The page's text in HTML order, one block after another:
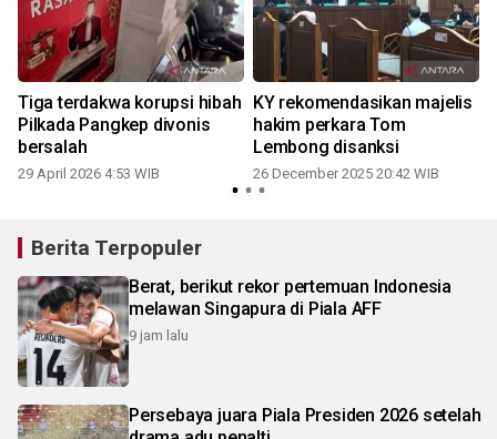
Tiga terdakwa korupsi hibah
Pilkada Pangkep divonis
bersalah
29 April 2026 4:53 WIB
KY rekomendasikan majelis
hakim perkara Tom
Lembong disanksi
26 December 2025 20:42 WIB
Berita Terpopuler
Berat, berikut rekor pertemuan Indonesia
melawan Singapura di Piala AFF
9 jam lalu
Persebaya juara Piala Presiden 2026 setelah